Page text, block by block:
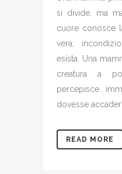
si divide, ma
cuore conosce
vera,
esista. Una
creatura a
percepisce
dovesse
READ MORE